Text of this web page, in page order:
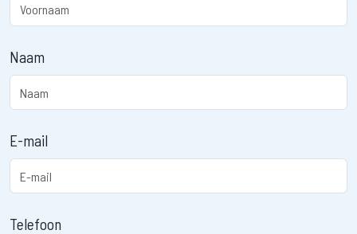
Naam
E-mail
Telefoon